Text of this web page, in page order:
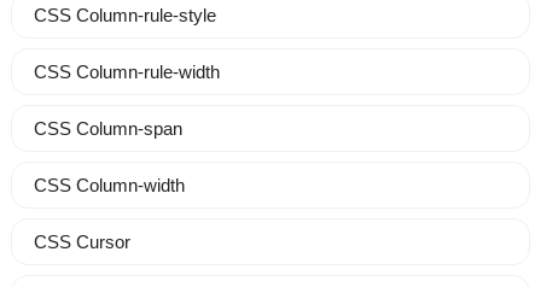
CSS Column-rule-style
CSS Column-rule-width
CSS Column-span
CSS Column-width
CSS Cursor